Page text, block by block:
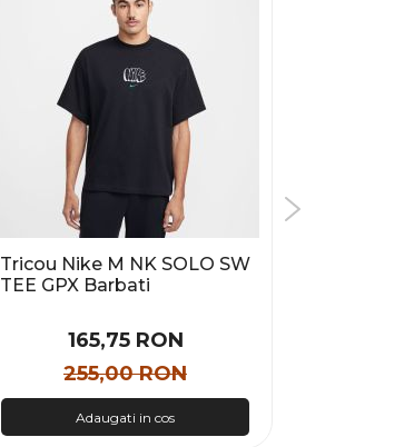
Tricou Nike M NK SOLO SW
TEE GPX Barbati
165,75 RON
255,00 RON
Adaugati in cos